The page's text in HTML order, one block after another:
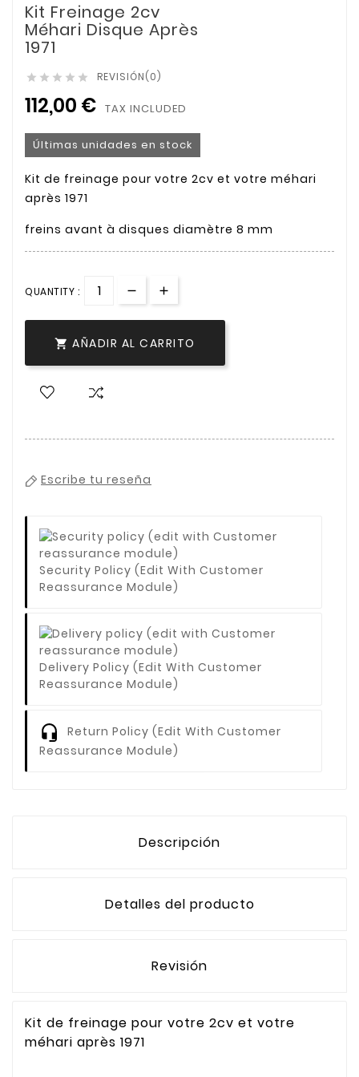
Kit Freinage 2cv
Méhari Disque Après
1971
     REVISIÓN(0)
112,00 € TAX INCLUDED
Últimas unidades en stock
Kit de freinage pour votre 2cv et votre méhari
après 1971
freins avant à disques diamètre 8 mm
QUANTITY :
 AÑADIR AL CARRITO
Escribe tu reseña
Security Policy (edit With Customer
Reassurance Module)
Delivery Policy (edit With Customer
Reassurance Module)
Return Policy (edit With Customer
Reassurance Module)
Descripción
Detalles del producto
Revisión
Kit de freinage pour votre 2cv et votre
méhari après 1971